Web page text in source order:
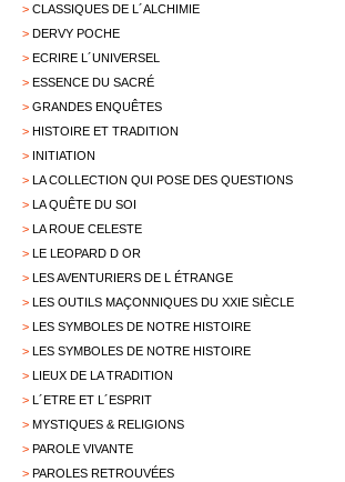
> CLASSIQUES DE L´ALCHIMIE
> DERVY POCHE
> ECRIRE L´UNIVERSEL
> ESSENCE DU SACRÉ
> GRANDES ENQUÊTES
> HISTOIRE ET TRADITION
> INITIATION
> LA COLLECTION QUI POSE DES QUESTIONS
> LA QUÊTE DU SOI
> LA ROUE CELESTE
> LE LEOPARD D OR
> LES AVENTURIERS DE L ÉTRANGE
> LES OUTILS MAÇONNIQUES DU XXIE SIÈCLE
> LES SYMBOLES DE NOTRE HISTOIRE
> LES SYMBOLES DE NOTRE HISTOIRE
> LIEUX DE LA TRADITION
> L´ETRE ET L´ESPRIT
> MYSTIQUES & RELIGIONS
> PAROLE VIVANTE
> PAROLES RETROUVÉES